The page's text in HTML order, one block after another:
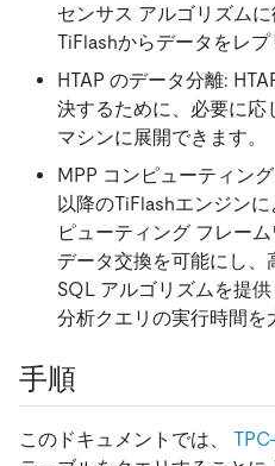
センサス アルゴリズム
TiFlashからデータをレプ
HTAP のデータ分離:
決するために、必要に応
マシンに展開できます。
MPP コンピューティン
以降のTiFlashエンジン
ピューティング フレー
データ交換を可能にし
SQL アルゴリズムを提供
分析クエリの実行時間を
手順
このドキュメントでは、